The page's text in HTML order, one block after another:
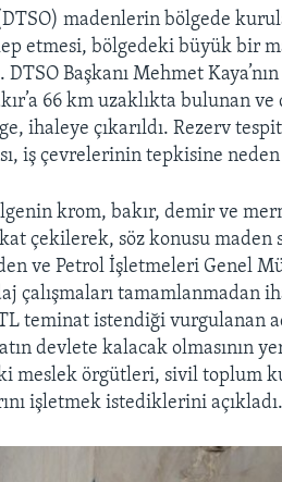
madenlerin bölgede
etmesi, bölgedeki büyük bir
DTSO Başkanı Mehmet
66 km uzaklıkta bulunan ve
ihaleye çıkarıldı. Rezerv
iş çevrelerinin tepkisine
krom, bakır, demir ve
çekilerek, söz konusu maden
ve Petrol İşletmeleri Genel
çalışmaları tamamlanmadan
teminat istendiği vurgulanan
devlete kalacak olmasının
meslek örgütleri, sivil toplum
işletmek istediklerini açıkladı.